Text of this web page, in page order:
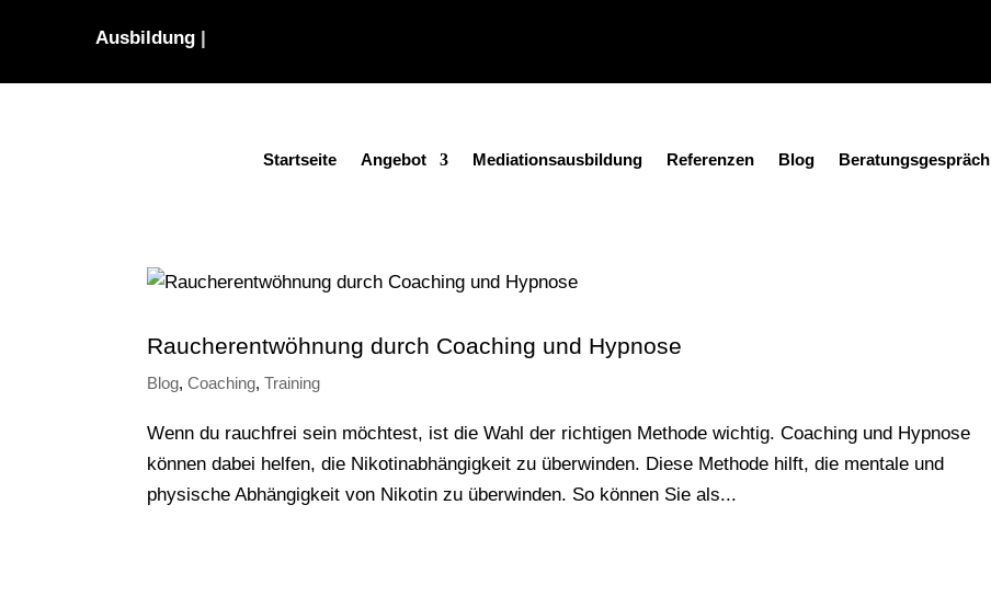
Ausbildu|
Startseite Angebot Mediationsausbildung Referenzen Blog Beratungsgespräch
Raucherentwöhnung durch Coaching und Hypnose
Blog,Coaching,Training
Wenn du rauchfrei sein möchtest, ist die Wahl der richtigen Methode wichtig. Coaching und Hypnose
können dabei helfen, die Nikotinabhängigkeit zu überwinden. Diese Methode hilft, die mentale und
physische Abhängigkeit von Nikotin zu überwinden. So können Sie als...